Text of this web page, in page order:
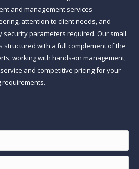
and management services
attention to client needs, and
security parameters required. Our small
structured with a full complement of the
working with hands-on management,
and competitive pricing for your
requirements.